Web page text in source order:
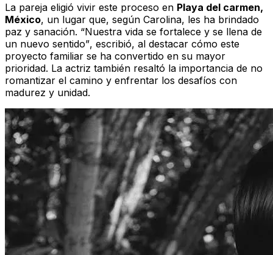
La pareja eligió vivir este proceso en Playa del carmen,
México, un lugar que, según Carolina, les ha brindado
paz y sanación. “Nuestra vida se fortalece y se llena de
un nuevo sentido”, escribió, al destacar cómo este
proyecto familiar se ha convertido en su mayor
prioridad. La actriz también resaltó la importancia de no
romantizar el camino y enfrentar los desafíos con
madurez y unidad.